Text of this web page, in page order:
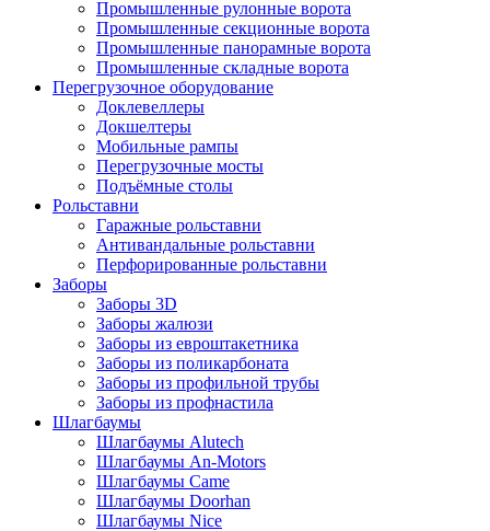
Промышленные рулонные ворота
Промышленные секционные ворота
Промышленные панорамные ворота
Промышленные складные ворота
Перегрузочное оборудование
Доклевеллеры
Докшелтеры
Мобильные рампы
Перегрузочные мосты
Подъёмные столы
Рольставни
Гаражные рольставни
Антивандальные рольставни
Перфорированные рольставни
Заборы
Заборы 3D
Заборы жалюзи
Заборы из евроштакетника
Заборы из поликарбоната
Заборы из профильной трубы
Заборы из профнастила
Шлагбаумы
Шлагбаумы Alutech
Шлагбаумы An-Motors
Шлагбаумы Came
Шлагбаумы Doorhan
Шлагбаумы Nice